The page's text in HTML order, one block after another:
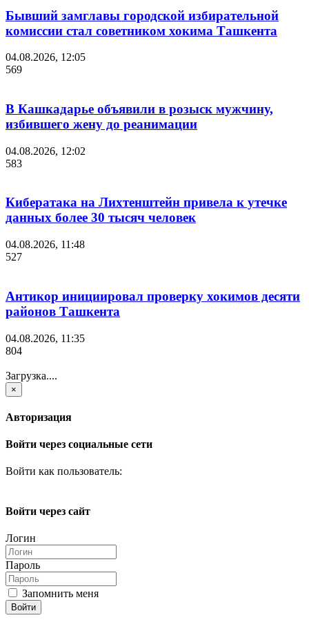
Бывший замглавы городской избирательной
комиссии стал советником хокима Ташкента
04.08.2026, 12:05
569
В Кашкадарье объявили в розыск мужчину,
избившего жену до реанимации
04.08.2026, 12:02
583
Кибератака на Лихтенштейн привела к утечке
данных более 30 тысяч человек
04.08.2026, 11:48
527
Антикор инициировал проверку хокимов десяти
районов Ташкента
04.08.2026, 11:35
804
Загрузка....
×
Авторизация
Войти через социальные сети
Войти как пользователь:
Войти через сайт
Логин
Пароль
Запомнить меня